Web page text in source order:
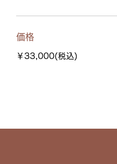
価格
￥33,000(税込)